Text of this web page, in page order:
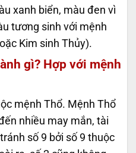
xanh biển, màu đen vì
tương sinh với mệnh
Kim sinh Thủy).
gì? Hợp với mệnh
mệnh Thổ. Mệnh Thổ
nhiều may mắn, tài
số 9 bởi số 9 thuộc